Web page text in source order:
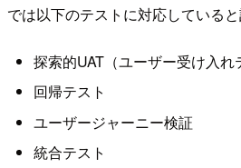
では以下のテストに対応していると
探索的UAT（ユーザー受け入れ
回帰テスト
ユーザージャーニー検証
統合テスト